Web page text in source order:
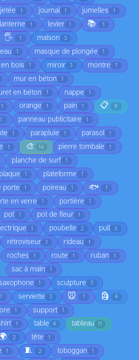
jetée 1 journal 1 jumelles 1
lanterne 1 levier 1 📚 1
🖐️ 1 maison 3
1 masque de plongée 1
bois 1 miroir 3 montre 1
mur en béton 1
en béton 1 nappe 1
1 orange 1 pain 1 📋 8
1 panneau publicitaire 1
1 parapluie 1 parasol 1
1 🎨 14 pierre tombale 1
planche de surf 1
plaque 1 plateforme 1
porte 1 poireau 1 🐟 1
en verre 1 portière 1
pot 1 pot de fleur 1
1 poubelle 2 pull 3
rétroviseur 1 rideau 1
roches 1 route 1 ruban 1
sac à main 1
1 sculpture 3
1 serviette 3 🐭 1 🗿 4
1 support 1
1 table 4 tableau 11
2 tête 1
1 🧵 2 toboggan 1